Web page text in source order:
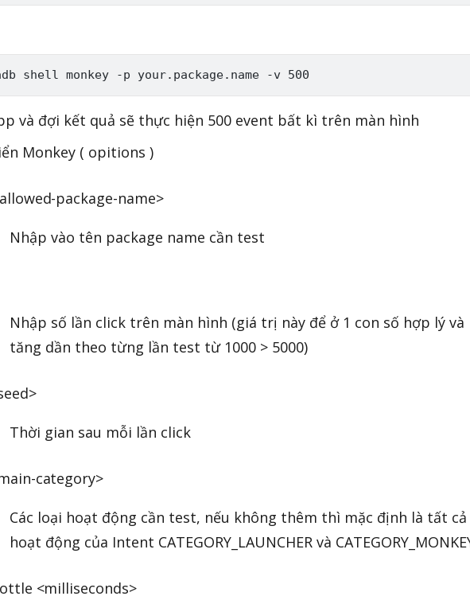
và đợi kết quả sẽ thực hiện 500 event bất kì trên màn hình
Monkey ( opitions )
package-name>
Nhập vào tên package name cần test
Nhập số lần click trên màn hình (giá trị này để ở 1 con số hợp lý và
tăng dần theo từng lần test từ 1000 > 5000)
Thời gian sau mỗi lần click
category>
Các loại hoạt động cần test, nếu không thêm thì mặc định là tất cả
hoạt động của Intent CATEGORY_LAUNCHER và
<milliseconds>